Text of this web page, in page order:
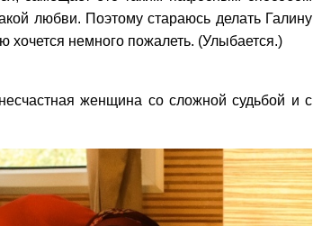
любви. Поэтому стараюсь делать Галину
хочется немного пожалеть. (Улыбается.)
женщина со сложной судьбой и с